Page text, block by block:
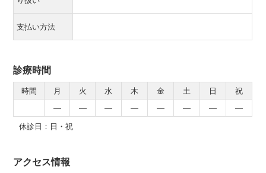
支払い方法
診療時間
時間 月 火 水 木 金 土 日
祝
―
― ― ― ― ― ―
―
休診日：日・祝
アクセス情報